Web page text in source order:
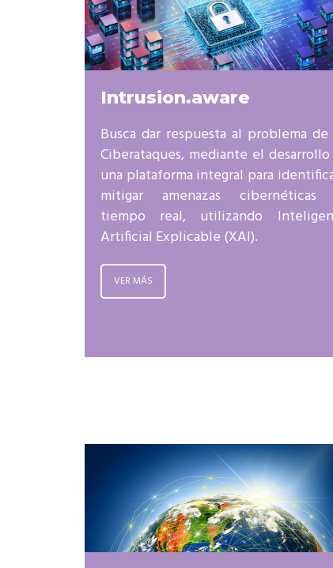
Cumplimiento Legal
Intrusion.aware
Busca dar respuesta al problema de
Ciberataques, mediante el
una plataforma integral para
mitigar amenazas cibernéticas
tiempo real, utilizando
Artificial Explicable (XAI).
VER MÁS